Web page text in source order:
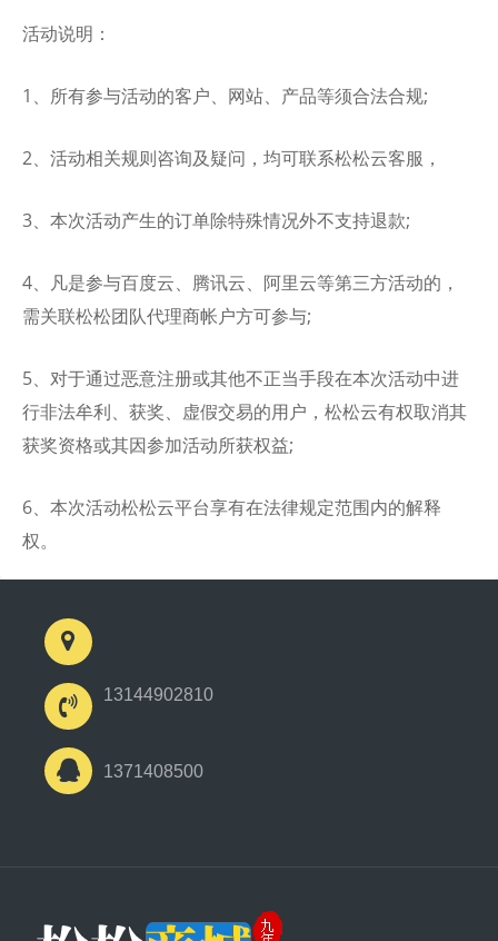
活动说明：
1、所有参与活动的客户、网站、产品等须合法合规;
2、活动相关规则咨询及疑问，均可联系松松云客服，
3、本次活动产生的订单除特殊情况外不支持退款;
4、凡是参与百度云、腾讯云、阿里云等第三方活动的，
需关联松松团队代理商帐户方可参与;
5、对于通过恶意注册或其他不正当手段在本次活动中进
行非法牟利、获奖、虚假交易的用户，松松云有权取消其
获奖资格或其因参加活动所获权益;
6、本次活动松松云平台享有在法律规定范围内的解释
权。
13144902810
1371408500